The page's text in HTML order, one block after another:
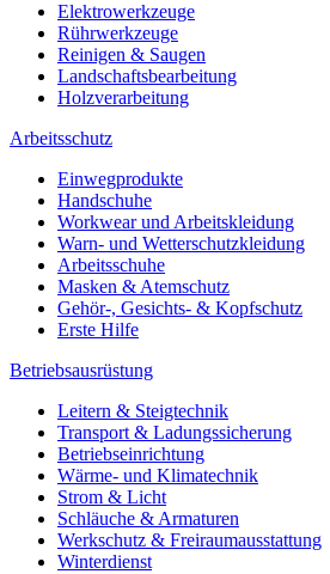
Elektrowerkzeuge
Rührwerkzeuge
Reinigen & Saugen
Landschaftsbearbeitung
Holzverarbeitung
Arbeitsschutz
Einwegprodukte
Handschuhe
Workwear und Arbeitskleidung
Warn- und Wetterschutzkleidung
Arbeitsschuhe
Masken & Atemschutz
Gehör-, Gesichts- & Kopfschutz
Erste Hilfe
Betriebsausrüstung
Leitern & Steigtechnik
Transport & Ladungssicherung
Betriebseinrichtung
Wärme- und Klimatechnik
Strom & Licht
Schläuche & Armaturen
Werkschutz & Freiraumausstattung
Winterdienst